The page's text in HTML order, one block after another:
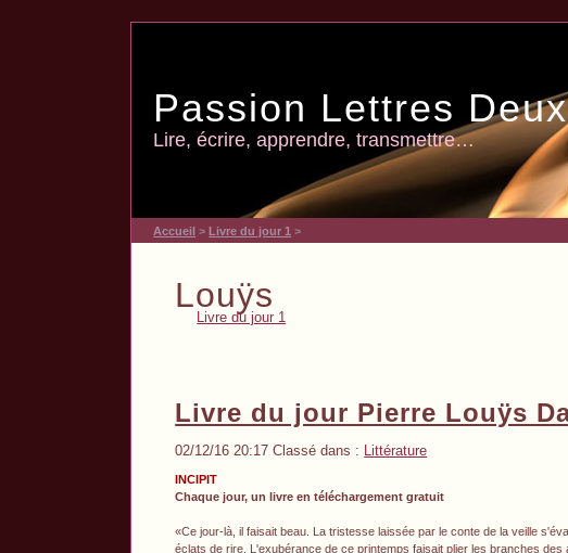
Passion Lettres Deux
Lire, écrire, apprendre, transmettre…
Accueil >Livre du jour 1 >
Louÿs
Livre du jour 1
Livre du jour Pierre Louÿs
02/12/16 20:17 Classé dans : Littérature
INCIPIT
Chaque jour, un livre en téléchargementgratuit
«Ce jour-là, il faisait beau. La tristesse laissée par le conte de la veille
éclats de rire. L'exubérance de ce printemps faisait plier les branches